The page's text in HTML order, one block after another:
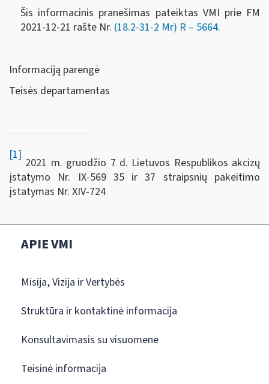
Šis informacinis pranešimas pateiktas VMI prie FM
2021-12-21 rašte Nr. (18.2-31-2 Mr) R – 5664.
Informaciją parengė
Teisės departamentas
[1]
2021 m. gruodžio 7 d. Lietuvos Respublikos akcizų
įstatymo Nr. IX-569 35 ir 37 straipsnių pakeitimo
įstatymas Nr. XIV‑724
APIE VMI
Misija, Vizija ir Vertybės
Struktūra ir kontaktinė informacija
Konsultavimasis su visuomene
Teisinė informacija